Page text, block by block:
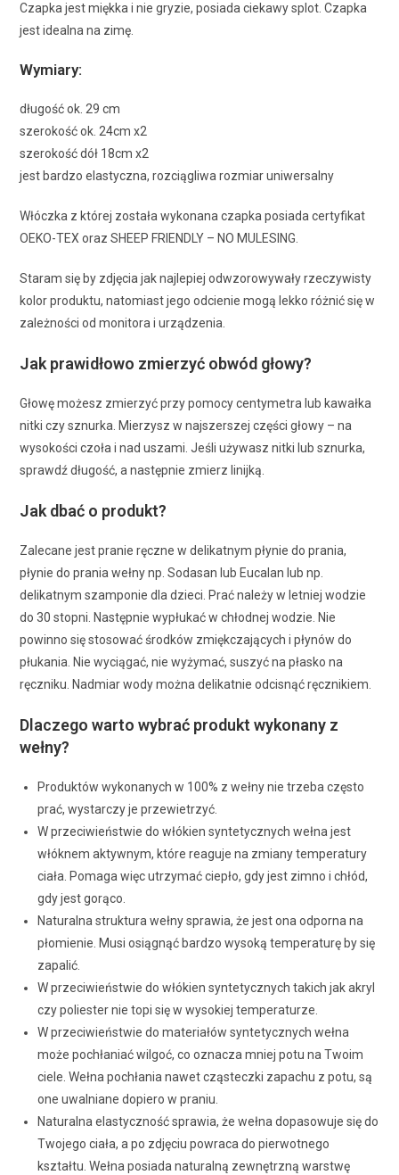
Czapka jest miękka i nie gryzie, posiada ciekawy splot. Czapka
jest idealna na zimę.
Wymiary:
długość ok. 29 cm
szerokość ok. 24cm x2
szerokość dół 18cm x2
jest bardzo elastyczna, rozciągliwa rozmiar uniwersalny
Włóczka z której została wykonana czapka posiada certyfikat
OEKO-TEX oraz SHEEP FRIENDLY – NO MULESING.
Staram się by zdjęcia jak najlepiej odwzorowywały rzeczywisty
kolor produktu, natomiast jego odcienie mogą lekko różnić się w
zależności od monitora i urządzenia.
Jak prawidłowo zmierzyć obwód głowy?
Głowę możesz zmierzyć przy pomocy centymetra lub kawałka
nitki czy sznurka. Mierzysz w najszerszej części głowy – na
wysokości czoła i nad uszami. Jeśli używasz nitki lub sznurka,
sprawdź długość, a następnie zmierz linijką.
Jak dbać o produkt?
Zalecane jest pranie ręczne w delikatnym płynie do prania,
płynie do prania wełny np. Sodasan lub Eucalan lub np.
delikatnym szamponie dla dzieci. Prać należy w letniej wodzie
do 30 stopni. Następnie wypłukać w chłodnej wodzie. Nie
powinno się stosować środków zmiękczających i płynów do
płukania. Nie wyciągać, nie wyżymać, suszyć na płasko na
ręczniku. Nadmiar wody można delikatnie odcisnąć ręcznikiem.
Dlaczego warto wybrać produkt wykonany z
wełny?
Produktów wykonanych w 100% z wełny nie trzeba często
prać, wystarczy je przewietrzyć.
W przeciwieństwie do włókien syntetycznych wełna jest
włóknem aktywnym, które reaguje na zmiany temperatury
ciała. Pomaga więc utrzymać ciepło, gdy jest zimno i chłód,
gdy jest gorąco.
Naturalna struktura wełny sprawia, że jest ona odporna na
płomienie. Musi osiągnąć bardzo wysoką temperaturę by się
zapalić.
W przeciwieństwie do włókien syntetycznych takich jak akryl
czy poliester nie topi się w wysokiej temperaturze.
W przeciwieństwie do materiałów syntetycznych wełna
może pochłaniać wilgoć, co oznacza mniej potu na Twoim
ciele. Wełna pochłania nawet cząsteczki zapachu z potu, są
one uwalniane dopiero w praniu.
Naturalna elastyczność sprawia, że wełna dopasowuje się do
Twojego ciała, a po zdjęciu powraca do pierwotnego
kształtu. Wełna posiada naturalną zewnętrzną warstwę